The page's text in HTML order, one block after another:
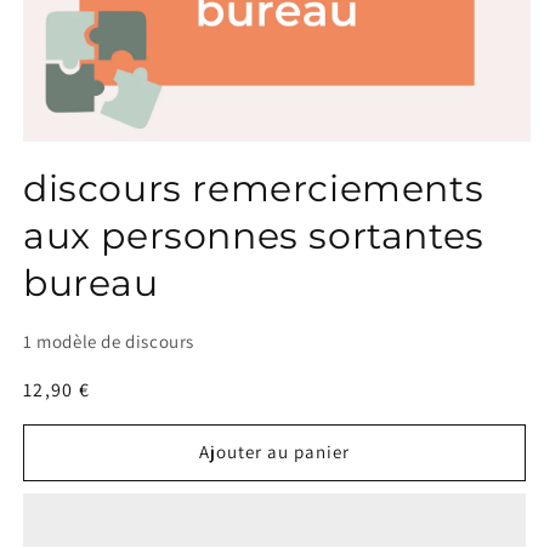
discours remerciements
aux personnes sortantes
bureau
1 modèle de discours
Prix
habituel
12,90 €
Ajouter au panier